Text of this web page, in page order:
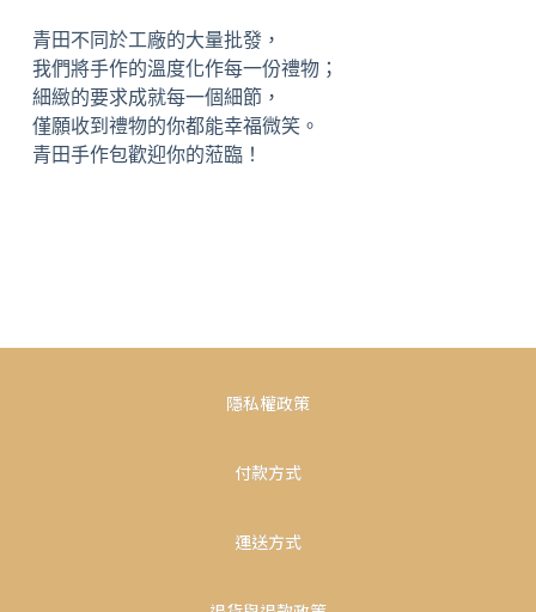
青田不同於工廠的大量批發，
我們將手作的溫度化作每一份禮物；
細緻的要求成就每一個細節，
僅願收到禮物的你都能幸福微笑。
青田手作包歡迎你的蒞臨！
隱私權政策
付款方式
運送方式